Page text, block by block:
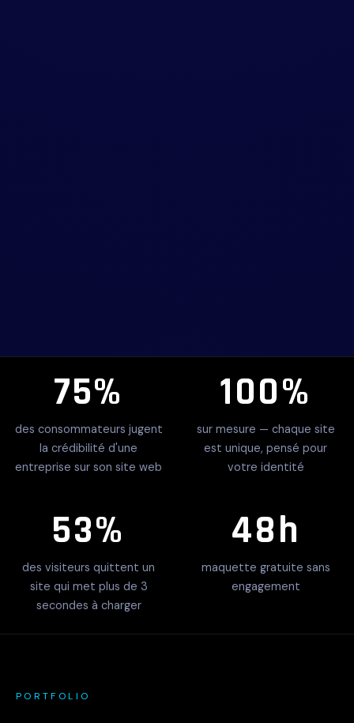
75%
des consommateurs jugent
la crédibilité d'une
entreprise sur son site web
100%
sur mesure — chaque site
est unique, pensé pour
votre identité
53%
des visiteurs quittent un
site qui met plus de 3
secondes à charger
48h
maquette gratuite sans
engagement
PORTFOLIO